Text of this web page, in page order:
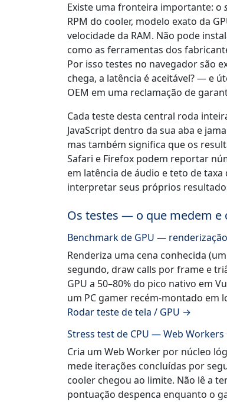
Existe uma fronteira importante: o
RPM do cooler, modelo exato da
velocidade da RAM. Não pode
como as ferramentas dos
Por isso testes no navegador são
chega, a latência é aceitável? — e
OEM em uma reclamação de
Cada teste desta central roda
JavaScript dentro da sua aba e
mas também significa que os
Safari e Firefox podem reportar
em latência de áudio e teto de
interpretar seus próprios
Os testes — o que medem e
Benchmark de GPU —
Renderiza uma cena conhecida
segundo, draw calls por frame e
GPU a 50–80% do pico nativo em
um PC gamer recém-montado em
Rodar teste de tela / GPU →
Stress test de CPU — Web Workers
Cria um Web Worker por núcleo
mede iterações concluídas por
cooler chegou ao limite. Não lê a
pontuação despenca enquanto o